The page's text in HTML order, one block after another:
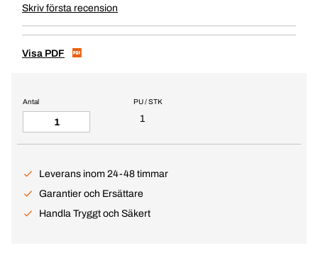
Skriv första recension
Visa PDF
PU / STK
1
Antal
Leverans inom 24-48 timmar
Garantier och Ersättare
Handla Tryggt och Säkert